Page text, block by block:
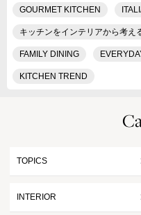
GOURMET KITCHEN
キッチンをインテリアから考え
FAMILY DINING
KITCHEN TREND
TOPICS
INTERIOR